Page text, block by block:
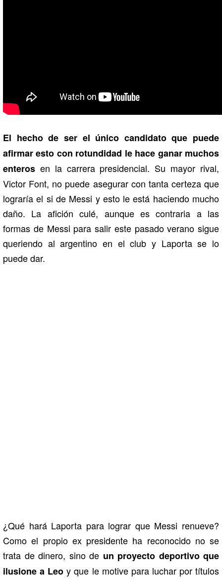
El hecho de ser el único candidato que puede
afirmar esto con rotundidad le hace ganar muchos
enteros en la carrera presidencial. Su mayor rival,
Victor Font, no puede asegurar con tanta certeza que
lograría el si de Messi y esto le está haciendo mucho
daño. La afición culé, aunque es contraria a las
formas de Messi para salir este pasado verano sigue
queriendo al argentino en el club y Laporta se lo
puede dar.
¿Qué hará Laporta para lograr que Messi renueve?
Como el propio ex presidente ha reconocido no se
trata de dinero, sino de un proyecto deportivo que
ilusione a Leo y que le motive para luchar por títulos